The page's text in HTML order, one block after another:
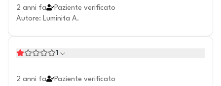
2 anni fa
Paziente verificato
Autore: Luminita A.
1
2 anni fa
Paziente verificato